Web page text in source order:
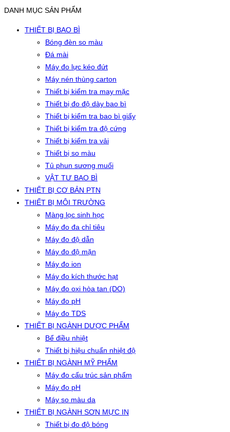
DANH MỤC SẢN PHẨM
THIẾT BỊ BAO BÌ
Bóng đèn so màu
Đá mài
Máy đo lực kéo đứt
Máy nén thùng carton
Thiết bị kiểm tra may mặc
Thiết bị đo độ dày bao bì
Thiết bị kiểm tra bao bì giấy
Thiết bị kiểm tra độ cứng
Thiết bị kiểm tra vải
Thiết bị so màu
Tủ phun sương muối
VẬT TƯ BAO BÌ
THIẾT BỊ CƠ BẢN PTN
THIẾT BỊ MÔI TRƯỜNG
Màng lọc sinh học
Máy đo đa chỉ tiêu
Máy đo độ dẫn
Máy đo độ mặn
Máy đo ion
Máy đo kích thước hạt
Máy đo oxi hòa tan (DO)
Máy đo pH
Máy đo TDS
THIẾT BỊ NGÀNH DƯỢC PHẨM
Bể điều nhiệt
Thiết bị hiệu chuẩn nhiệt độ
THIẾT BỊ NGÀNH MỸ PHẨM
Máy đo cấu trúc sản phẩm
Máy đo pH
Máy so màu da
THIẾT BỊ NGÀNH SƠN MỰC IN
Thiết bị đo độ bóng